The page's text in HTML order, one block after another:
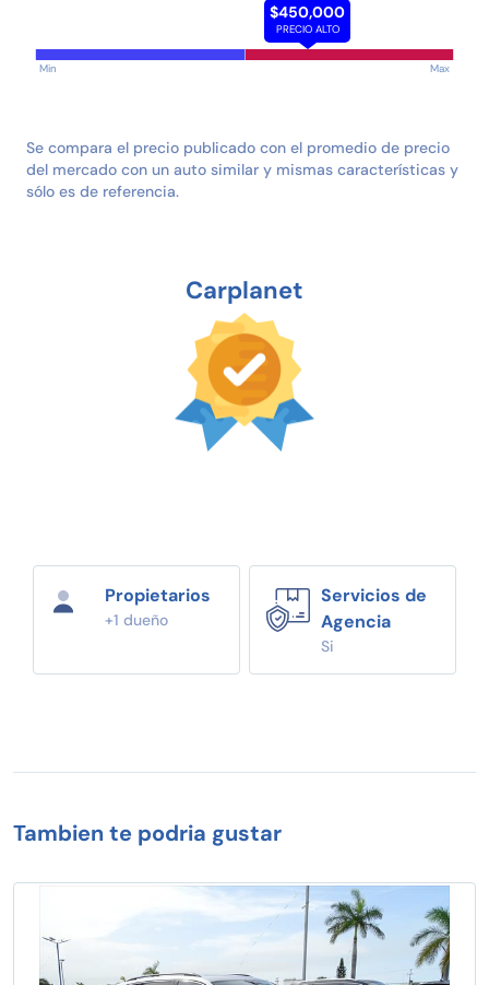
$450,000
PRECIO ALTO
Min Max
Se compara el precio publicado con el promedio de precio
del mercado con un auto similar y mismas características y
sólo es de referencia.
Carplanet
Propietarios
+1 dueño
Servicios de
Agencia
Si
Tambien te podria gustar